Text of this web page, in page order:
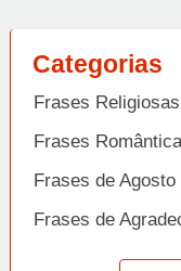
Categorias
Frases Religiosas
Frases
Frases de Agosto
Frases de
Frases de